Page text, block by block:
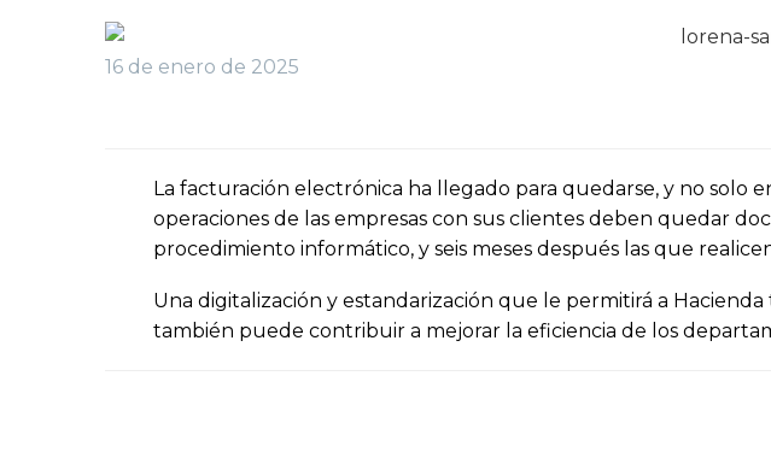
16 de enero de 2025
La facturación electrónica ha llegado para quedarse, y no solo
operaciones de las empresas con sus clientes deben quedar
procedimiento informático, y seis meses después las que
Una digitalización y estandarización que le permitirá a
también puede contribuir a mejorar la eficiencia de los